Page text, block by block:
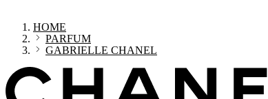
HOME
PARFUM
GABRIELLE CHANEL